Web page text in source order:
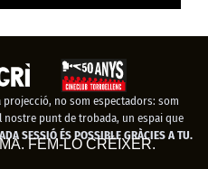
projecció, no som espectadors: som
nostre punt de trobada, un espai que
SESSIÓ ÉS POSSIBLE GRÀCIES A TU.
FEM-LO CRÉIXER.